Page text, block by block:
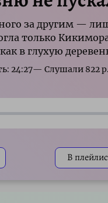
за другим —
только
в глухую
24:27 р.
В